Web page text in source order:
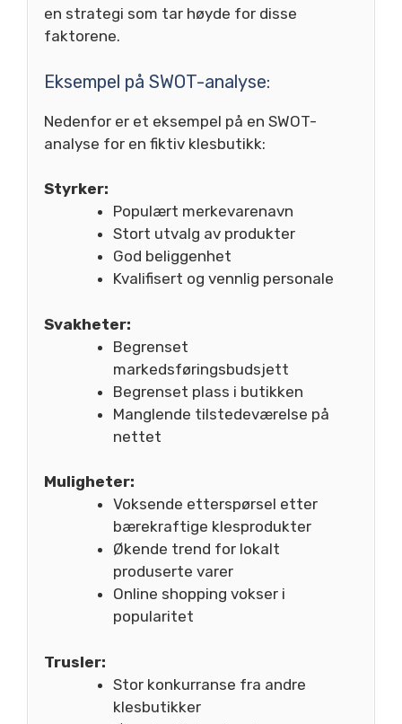
en strategi som tar høyde for disse
faktorene.
Eksempel på SWOT-analyse:
Nedenfor er et eksempel på en SWOT-
analyse for en fiktiv klesbutikk:
Styrker:
Populært merkevarenavn
Stort utvalg av produkter
God beliggenhet
Kvalifisert og vennlig personale
Svakheter:
Begrenset
markedsføringsbudsjett
Begrenset plass i butikken
Manglende tilstedeværelse på
nettet
Muligheter:
Voksende etterspørsel etter
bærekraftige klesprodukter
Økende trend for lokalt
produserte varer
Online shopping vokser i
popularitet
Trusler:
Stor konkurranse fra andre
klesbutikker